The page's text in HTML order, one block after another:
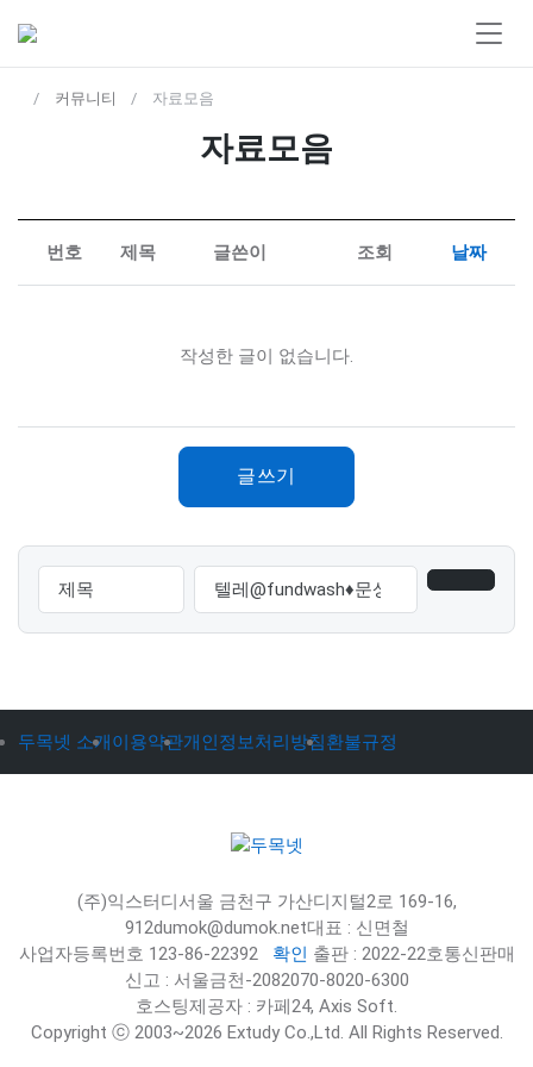
커뮤니티 자료모음
자료모음
번호 제목 글쓴이 조회 날짜
작성한 글이 없습니다.
글쓰기
두목넷 소개이용약관개인정보처리방침환불규정
(주)익스터디 서울 금천구 가산디지털2로 169-16,
912dumok@dumok.net대표 : 신면철
사업자등록번호 123-86-22392
확인 출판 : 2022-22호통신판매
신고 : 서울금천-2082070-8020-6300
호스팅제공자 : 카페24, Axis Soft.
Copyright ⓒ 2003~2026 Extudy Co.,Ltd. All Rights Reserved.